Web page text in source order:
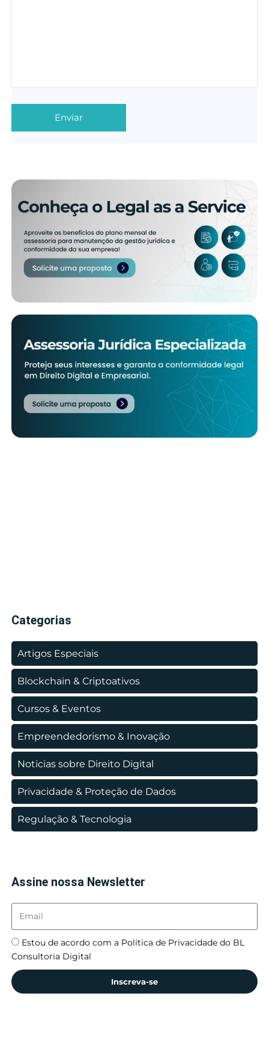
Categorias
Artigos Especiais
Blockchain & Criptoativos
Cursos & Eventos
Empreendedorismo & Inovação
Noticias sobre Direito Digital
Privacidade & Proteção de Dados
Regulação & Tecnologia
Assine nossa Newsletter
Estou de acordo com a Política de Privacidade do BL
Consultoria Digital
Inscreva-se